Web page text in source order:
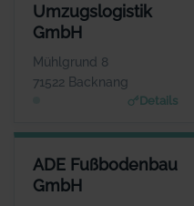
Umzugslogistik
GmbH
Mühlgrund 8
71522 Backnang
Details
Frau
ADE Fußbodenbau
GmbH
ADE FUSSBODENBAU GMBH